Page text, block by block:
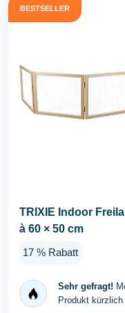
BESTSELLER
TRIXIE Indoor
à 60 × 50 cm
17 % Rabatt
Sehr gefragt!
Produkt